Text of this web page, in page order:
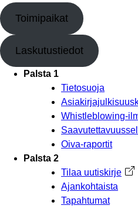
Toimipaikat
Laskutustiedot
Palsta 1
Tietosuoja
Whistleblowing-
Oiva-raportit
Palsta 2
Tilaa uutiskirje
Ajankohtaista
Tapahtumat